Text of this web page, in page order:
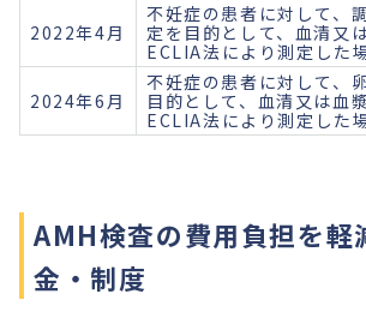
2022年4月
不妊症の患者に対して、
定を目的として、血清又
ECLIA法により測定した
2024年6月
不妊症の患者に対して、
目的として、血清又は血
ECLIA法により測定した
AMH検査の費用負担を軽
金・制度